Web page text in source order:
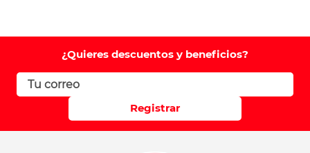
¿Quieres descuentos y beneficios?
Registrar